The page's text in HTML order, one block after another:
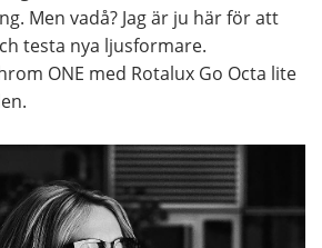
Men vadå? Jag är ju här för att
testa nya ljusformare.
ONE med Rotalux Go Octa lite